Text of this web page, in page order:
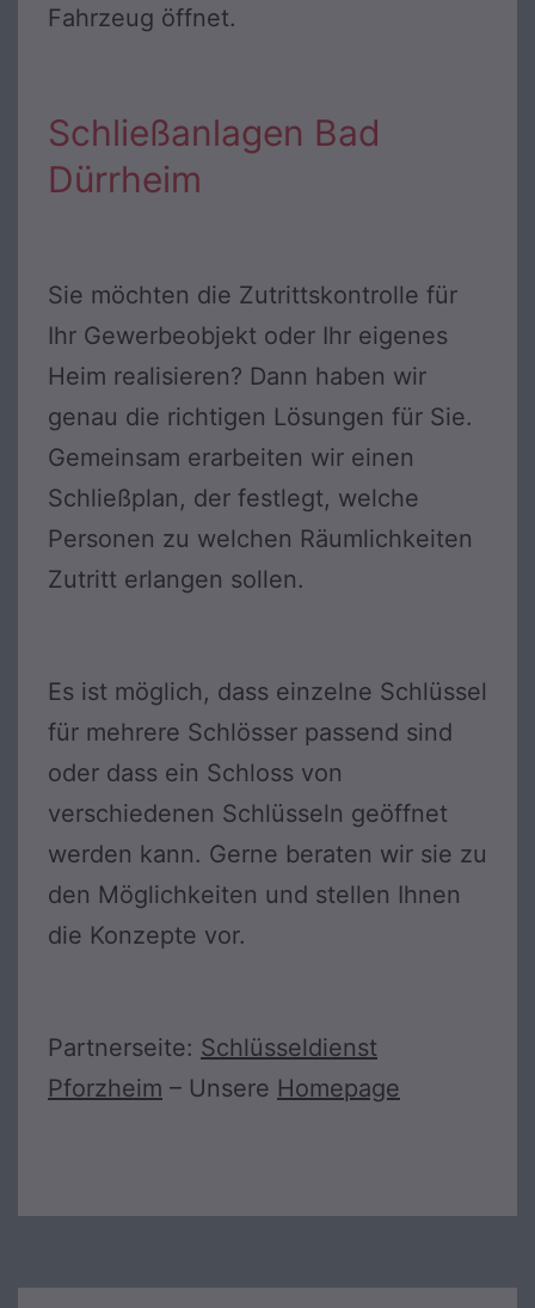
Fahrzeug öffnet.
Schließanlagen Bad
Dürrheim
Sie möchten die Zutrittskontrolle für
Ihr Gewerbeobjekt oder Ihr eigenes
Heim realisieren? Dann haben wir
genau die richtigen Lösungen für Sie.
Gemeinsam erarbeiten wir einen
Schließplan, der festlegt, welche
Personen zu welchen Räumlichkeiten
Zutritt erlangen sollen.
Es ist möglich, dass einzelne Schlüssel
für mehrere Schlösser passend sind
oder dass ein Schloss von
verschiedenen Schlüsseln geöffnet
werden kann. Gerne beraten wir sie zu
den Möglichkeiten und stellen Ihnen
die Konzepte vor.
Partnerseite: Schlüsseldienst
Pforzheim – Unsere Homepage